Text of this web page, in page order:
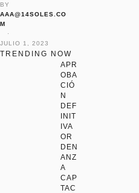
different patterns to
create visually
stunning and
harmonious
interiors that reflect
your personal style.
BY
AAA@14SOLES.CO
M
·
JULIO 1, 2023
TRENDING NOW
APR
OBA
CIÓ
N
DEF
INIT
IVA
OR
DEN
ANZ
A
CAP
TAC